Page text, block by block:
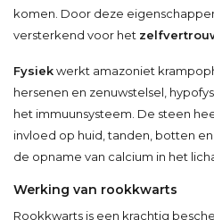
komen. Door deze
versterkend voor het
Fysiekwerkt amazoniet
hersenen en zenuwstelsel,
het immuunsysteem. De steen
invloed op huid, tanden, botten
de opname van calcium in het
Werking van rookkwarts
Rookkwarts is een krachtig